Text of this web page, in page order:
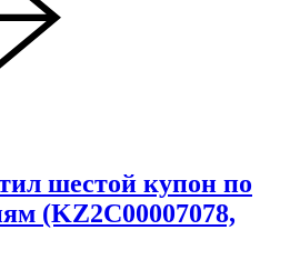
шестой купон по
(KZ2C00007078,